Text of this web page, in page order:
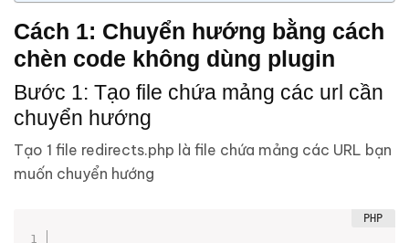
Cách 1: Chuyển hướng bằng cách
chèn code không dùng plugin
Bước 1: Tạo file chứa mảng các url cần
chuyển hướng
Tạo 1 file redirects.php là file chứa mảng các URL bạn
muốn chuyển hướng